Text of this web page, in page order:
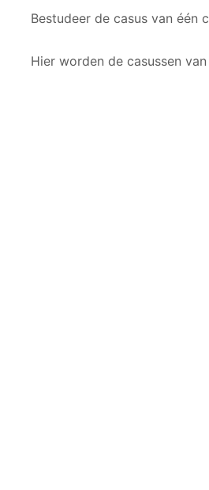
Bestudeer de casus van één
Hier worden de casussen